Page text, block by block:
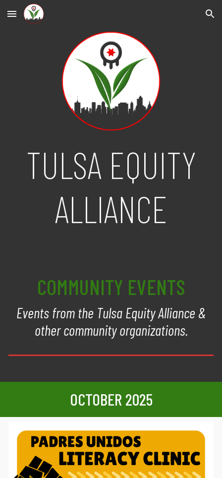
Skip to main content Skip to navigation
TULSA EQUITY
ALLIANCE
COMMUNITY EVENTS
Events from the Tulsa Equity Alliance &
other community organizations.
OCTOBER 2025